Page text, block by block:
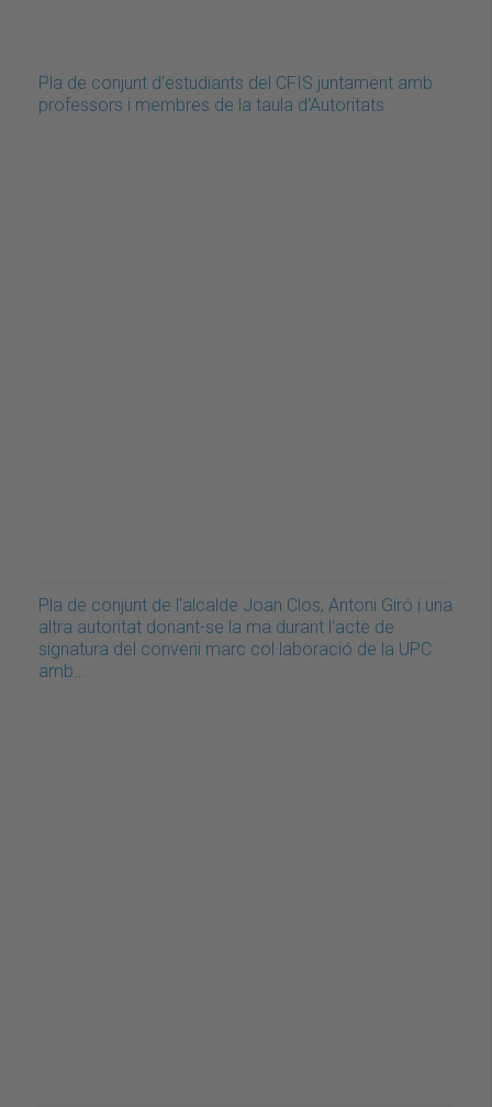
Pla de conjunt d'estudiants del CFIS juntament amb
professors i membres de la taula d'Autoritats
Pla de conjunt de l'alcalde Joan Clos, Antoni Giró i una
altra autoritat donant-se la ma durant l'acte de
signatura del conveni marc col·laboració de la UPC
amb…